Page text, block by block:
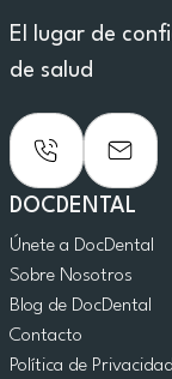
El lugar de
de salud
DOCDENTAL
Únete a DocDental
Sobre Nosotros
Blog de DocDental
Contacto
Política de Privacidad